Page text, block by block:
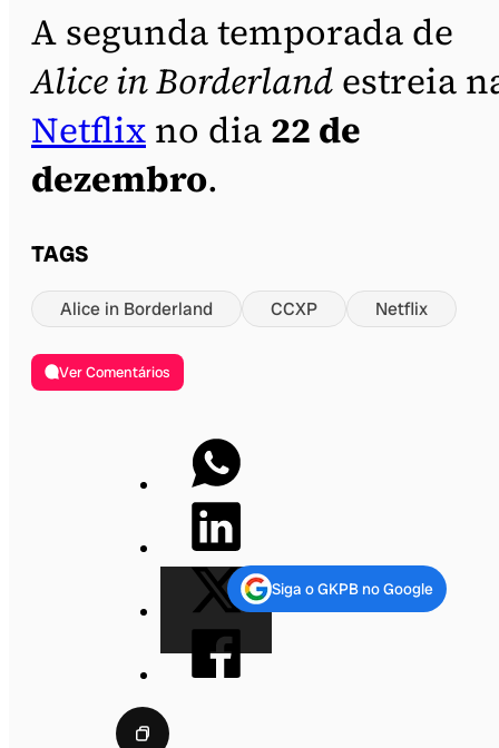
A segunda temporada de
Alice in Borderland estreia
Netflix no dia 22 de
dezembro.
TAGS
Alice in Borderland CCXP Netflix
Ver Comentários
Siga o GKPB no Google